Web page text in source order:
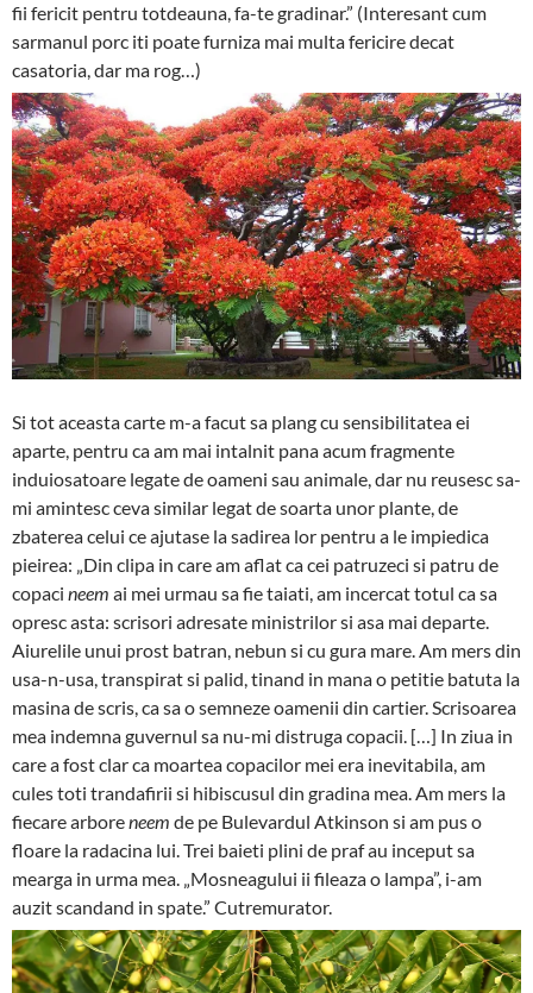
fii fericit pentru totdeauna, fa-te gradinar.” (Interesant cum
sarmanul porc iti poate furniza mai multa fericire decat
casatoria, dar ma rog…)
Si tot aceasta carte m-a facut sa plang cu sensibilitatea ei
aparte, pentru ca am mai intalnit pana acum fragmente
induiosatoare legate de oameni sau animale, dar nu reusesc sa-
mi amintesc ceva similar legat de soarta unor plante, de
zbaterea celui ce ajutase la sadirea lor pentru a le impiedica
pieirea: „Din clipa in care am aflat ca cei patruzeci si patru de
copaci neem ai mei urmau sa fie taiati, am incercat totul ca sa
opresc asta: scrisori adresate ministrilor si asa mai departe.
Aiurelile unui prost batran, nebun si cu gura mare. Am mers din
usa-n-usa, transpirat si palid, tinand in mana o petitie batuta la
masina de scris, ca sa o semneze oamenii din cartier. Scrisoarea
mea indemna guvernul sa nu-mi distruga copacii. […] In ziua in
care a fost clar ca moartea copacilor mei era inevitabila, am
cules toti trandafirii si hibiscusul din gradina mea. Am mers la
fiecare arboreneem de pe Bulevardul Atkinson si am pus o
floare la radacina lui. Trei baieti plini de praf au inceput sa
mearga in urma mea. „Mosneagului ii fileaza o lampa”, i-am
auzit scandand in spate.” Cutremurator.